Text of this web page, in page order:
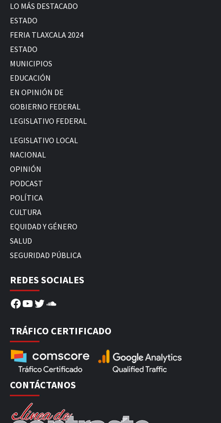
LO MÁS DESTACADO
ESTADO
FERIA TLAXCALA 2024
ESTADO
MUNICIPIOS
EDUCACIÓN
EN OPINIÓN DE
GOBIERNO FEDERAL
LEGISLATIVO FEDERAL
LEGISLATIVO LOCAL
NACIONAL
OPINIÓN
PODCAST
POLÍTICA
CULTURA
EQUIDAD Y GÉNERO
SALUD
SEGURIDAD PÚBLICA
REDES SOCIALES
Facebook
YouTube
Twitter
SoundCloud
TRÁFICO CERTIFICADO
CONTÁCTANOS